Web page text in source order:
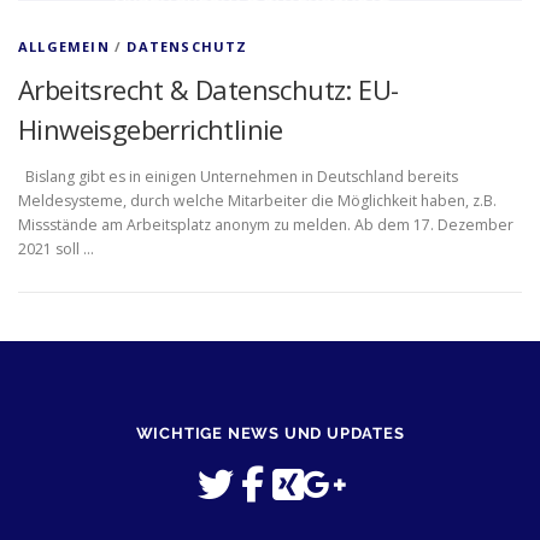
ALLGEMEIN / DATENSCHUTZ
Arbeitsrecht & Datenschutz: EU-
Hinweisgeberrichtlinie
Bislang gibt es in einigen Unternehmen in Deutschland bereits
Meldesysteme, durch welche Mitarbeiter die Möglichkeit haben, z.B.
Missstände am Arbeitsplatz anonym zu melden. Ab dem 17. Dezember
2021 soll …
WICHTIGE NEWS UND UPDATES